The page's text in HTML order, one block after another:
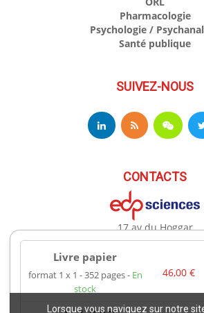
Lorsque vous naviguez sur notre
Livre papier
format 1 x 1 352 pages
En
stock
46,00 €
Pharmacologie
Psychologie /
Santé publique
SUIVEZ-NOUS
CONTACTS
17 av du Hoggar
91944 Les Ulis Cedex A
Téléphone : +33 (0)1 69 18
Email :
Ouvert du Lundi au Vendredi, de